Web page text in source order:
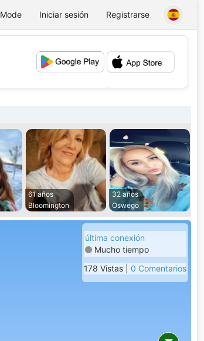
Mode Iniciar sesión Registrarse
61 años
Bloomington
32 años
Oswego
última conexión
Mucho tiempo
178 Vistas | 0 Comentarios